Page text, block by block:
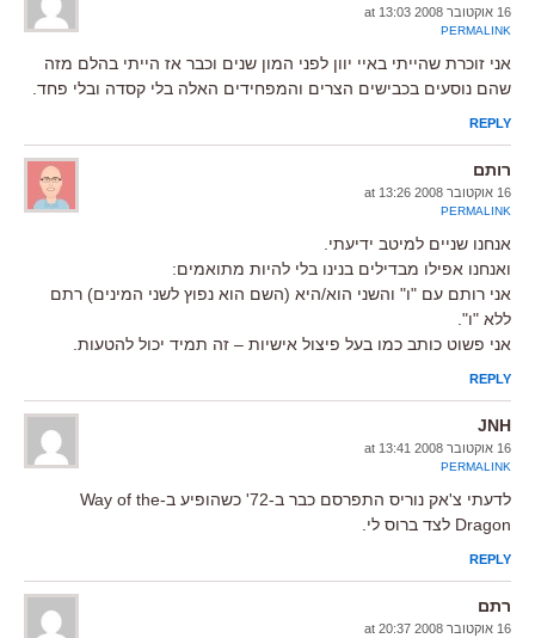
16 אוקטובר 2008 at 13:03
PERMALINK
אני זוכרת שהייתי באיי יוון לפני המון שנים וכבר אז הייתי בהלם מזה
שהם נוסעים בכבישים הצרים והמפחידים האלה בלי קסדה ובלי פחד.
REPLY
רותם
16 אוקטובר 2008 at 13:26
PERMALINK
אנחנו שניים למיטב ידיעתי.
ואנחנו אפילו מבדילים בנינו בלי להיות מתואמים:
אני רותם עם "ו" והשני הוא/היא (השם הוא נפוץ לשני המינים) רתם
ללא "ו".
אני פשוט כותב כמו בעל פיצול אישיות – זה תמיד יכול להטעות.
REPLY
JNH
16 אוקטובר 2008 at 13:41
PERMALINK
לדעתי צ'אק נוריס התפרסם כבר ב-72' כשהופיע ב-Way of the
Dragon לצד ברוס לי.
REPLY
רתם
16 אוקטובר 2008 at 20:37